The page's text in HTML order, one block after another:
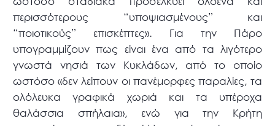
περισσότερους “υποψιασμένους” και
“ποιοτικούς” επισκέπτες». Για την Πάρο
υπογραμμίζουν πως είναι ένα από τα λιγότερο
γνωστά νησιά των Κυκλάδων, από το οποίο
ωστόσο «δεν λείπουν οι πανέμορφες παραλίες, τα
ολόλευκα γραφικά χωριά και τα υπέροχα
θαλάσσια σπήλαια», ενώ για την Κρήτη